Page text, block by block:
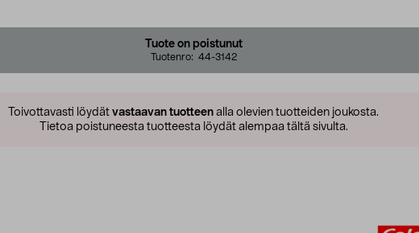
Tuote on poistunut
Tuotenro: 44-3142
Toivottavasti löydät vastaavan tuotteen alla olevien tuotteiden joukosta.
Tietoa poistuneesta tuotteesta löydät alempaa tältä sivulta.